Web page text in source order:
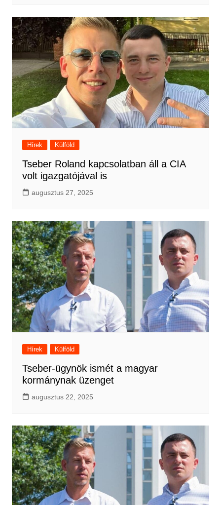
Hírek Külföld
Tseber Roland kapcsolatban áll a CIA
volt igazgatójával is
augusztus 27, 2025
Hírek Külföld
Tseber-ügynök ismét a magyar
kormánynak üzenget
augusztus 22, 2025